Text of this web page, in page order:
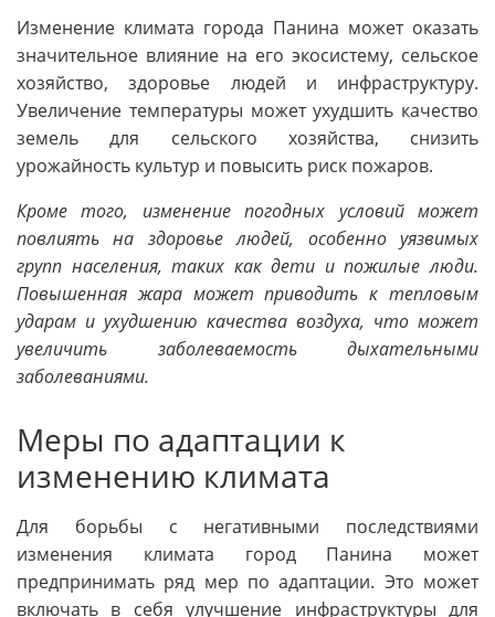
Изменение климата города Панина может оказать
значительное влияние на его экосистему, сельское
хозяйство, здоровье людей и инфраструктуру.
Увеличение температуры может ухудшить качество
земель для сельского хозяйства, снизить
урожайность культур и повысить риск пожаров.
Кроме того, изменение погодных условий может
повлиять на здоровье людей, особенно уязвимых
групп населения, таких как дети и пожилые люди.
Повышенная жара может приводить к тепловым
ударам и ухудшению качества воздуха, что может
увеличить заболеваемость дыхательными
заболеваниями.
Меры по адаптации к
изменению климата
Для борьбы с негативными последствиями
изменения климата город Панина может
предпринимать ряд мер по адаптации. Это может
включать в себя улучшение инфраструктуры для